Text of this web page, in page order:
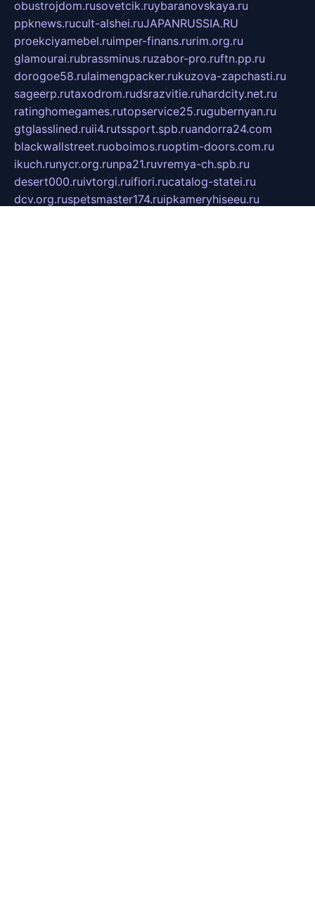
obustrojdom.rusovetcik.ruybaranovskaya.ru
ppknews.rucult-alshei.ruJAPANRUSSIA.RU
proekciyamebel.ruimper-finans.rurim.org.ru
glamourai.rubrassminus.ruzabor-pro.ruftn.pp.ru
dorogoe58.rulaimengpacker.rukuzova-zapchasti.ru
sageerp.rutaxodrom.rudsrazvitie.ruhardcity.net.ru
ratinghomegames.rutopservice25.rugubernyan.ru
gtglasslined.ruii4.rutssport.spb.ruandorra24.com
blackwallstreet.ruoboimos.ruoptim-doors.com.ru
ikuch.runycr.org.runpa21.ruvremya-ch.spb.ru
desert000.ruivtorgi.ruifiori.rucatalog-statei.ru
dcv.org.ruspetsmaster174.ruipkameryhiseeu.ru